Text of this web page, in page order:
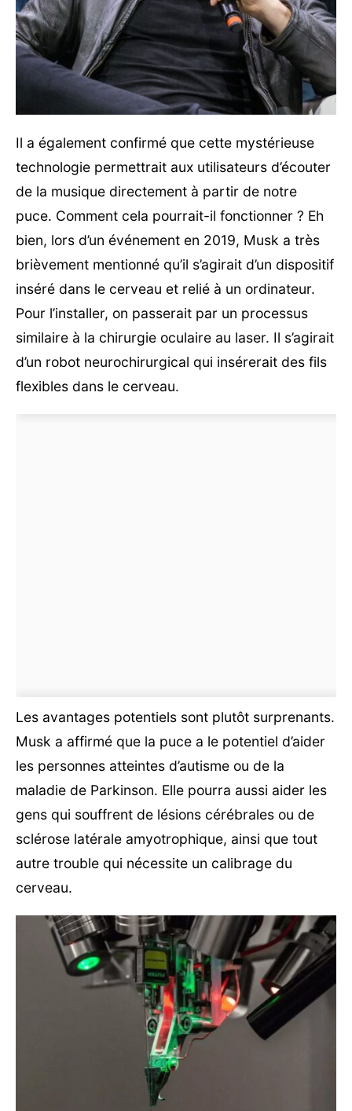
Il a également confirmé que cette mystérieuse
technologie permettrait aux utilisateurs d’écouter
de la musique directement à partir de notre
puce. Comment cela pourrait-il fonctionner ? Eh
bien, lors d’un événement en 2019, Musk a très
brièvement mentionné qu’il s’agirait d’un dispositif
inséré dans le cerveau et relié à un ordinateur.
Pour l’installer, on passerait par un processus
similaire à la chirurgie oculaire au laser. Il s’agirait
d’un robot neurochirurgical qui insérerait des fils
flexibles dans le cerveau.
Les avantages potentiels sont plutôt surprenants.
Musk a affirmé que la puce a le potentiel d’aider
les personnes atteintes d’autisme ou de la
maladie de Parkinson. Elle pourra aussi aider les
gens qui souffrent de lésions cérébrales ou de
sclérose latérale amyotrophique, ainsi que tout
autre trouble qui nécessite un calibrage du
cerveau.